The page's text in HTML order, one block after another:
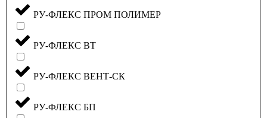
РУ-ФЛЕКС ПРОМ ПОЛИМЕР
РУ-ФЛЕКС ВТ
РУ-ФЛЕКС ВЕНТ-СК
РУ-ФЛЕКС БП